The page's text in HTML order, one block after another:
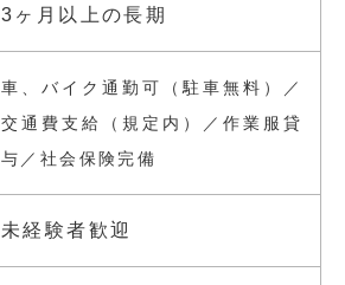
3ヶ月以上の長期
車、バイク通勤可（駐車無料）／
交通費支給（規定内）／作業服貸
与／社会保険完備
未経験者歓迎